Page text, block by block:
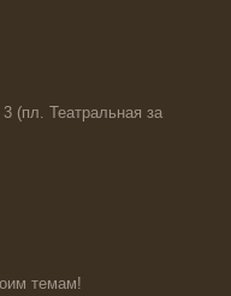
(пл. Театральная за
темам!